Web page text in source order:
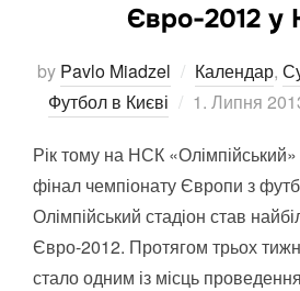
Євро-2012 у
by Pavlo Miadzel Календар,
Футбол в Києві
Posted
1. Липня
Рік тому на НСК «Олімпійський»
фінал чемпіонату Європи з
Олімпійський стадіон став
Євро-2012. Протягом трьох
стало одним із місць